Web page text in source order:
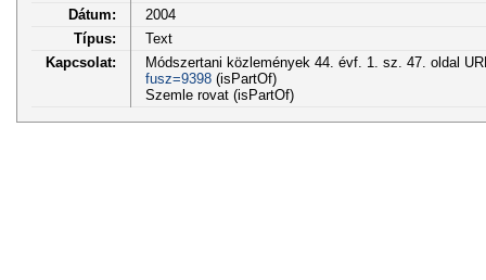
Dátum:
2004
Típus:
Text
Kapcsolat:
Módszertani közlemények 44. évf. 1. sz. 47. oldal
fusz=9398(isPartOf)
Szemle rovat (isPartOf)